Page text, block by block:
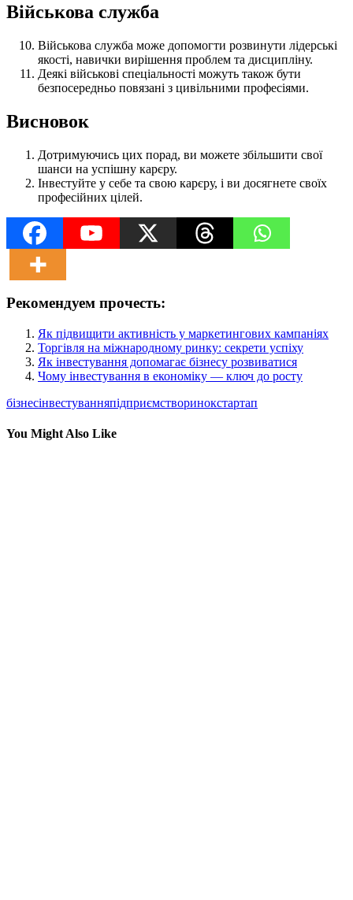
Військова служба
Військова служба може допомогти розвинути лідерські
якості, навички вирішення проблем та дисципліну.
Деякі військові спеціальності можуть також бути
безпосередньо повязані з цивільними професіями.
Висновок
Дотримуючись цих порад, ви можете збільшити свої
шанси на успішну карєру.
Інвестуйте у себе та свою карєру, і ви досягнете своїх
професійних цілей.
Рекомендуем прочесть:
Як підвищити активність у маркетингових кампаніях
Торгівля на міжнародному ринку: секрети успіху
Як інвестування допомагає бізнесу розвиватися
Чому інвестування в економіку — ключ до росту
бізнесінвестуванняпідприємстворинокстартап
You Might Also Like